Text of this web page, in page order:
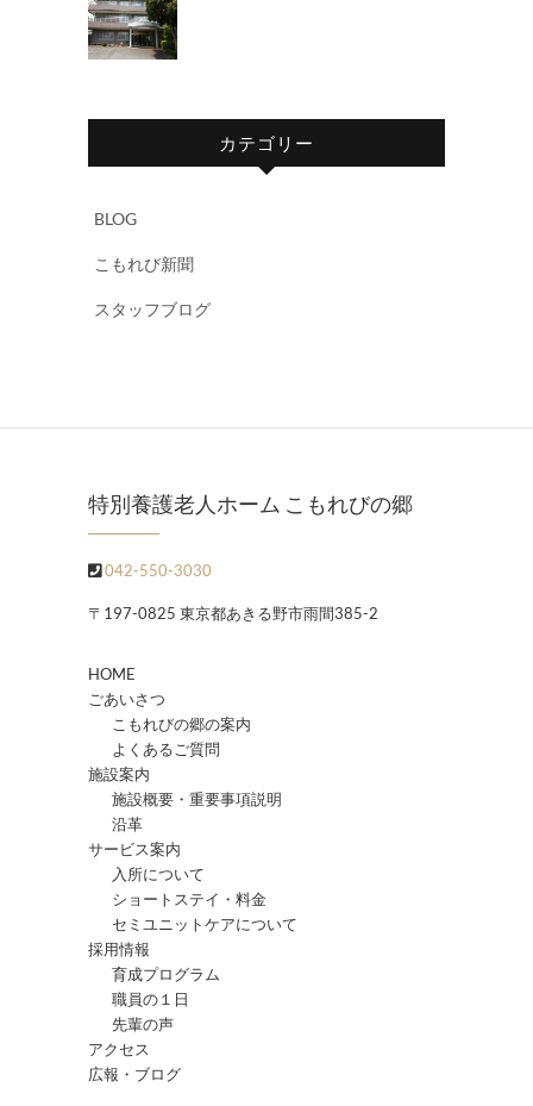
カテゴリー
BLOG
こもれび新聞
スタッフブログ
特別養護老人ホーム こもれびの郷
042-550-3030
〒197-0825 東京都あきる野市雨間385-2
HOME
ごあいさつ
こもれびの郷の案内
よくあるご質問
施設案内
施設概要・重要事項説明
沿革
サービス案内
入所について
ショートステイ・料金
セミユニットケアについて
採用情報
育成プログラム
職員の１日
先輩の声
アクセス
広報・ブログ